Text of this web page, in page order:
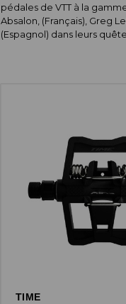
pédales de VTT à la
Absalon, (Français), Greg
(Espagnol) dans leurs
TIME